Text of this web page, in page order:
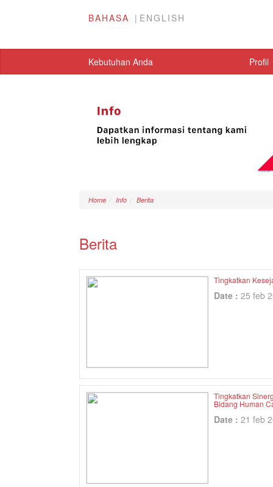
BAHASA ENGLISH
Kebutuhan Anda Profil
Home Info Berita
Berita
Tingkatkan
Date : 25 feb
Tingkatkan
Bidang Human
Date : 21 feb